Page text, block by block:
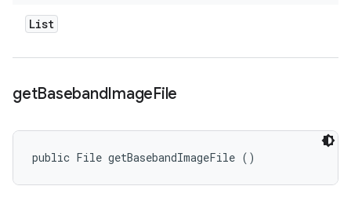
List
getBasebandImageFile
public File getBasebandImageFile ()